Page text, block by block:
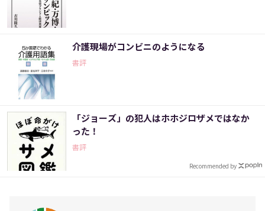
介護現場がコンビニのようになる
書評
「ジョーズ」の犯人はホホジロザメではなか
った！
書評
Recommended by